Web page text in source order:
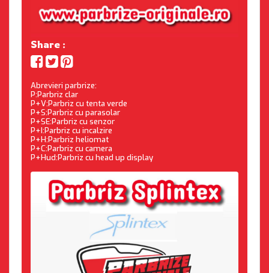
Share :
Abrevieri parbrize:
P:Parbriz clar
P+V:Parbriz cu tenta verde
P+S:Parbriz cu parasolar
P+SE:Parbriz cu senzor
P+I:Parbriz cu incalzire
P+H:Parbriz heliomat
P+C:Parbriz cu camera
P+Hud:Parbriz cu head up display